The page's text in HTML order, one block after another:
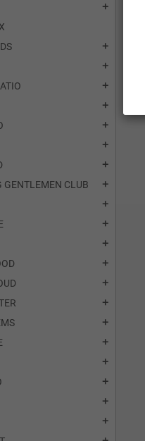
add
add
add
add
add
add
add
add
GENTLEMEN CLUB add
add
add
add
add
add
add
add
add
add
add
add
add